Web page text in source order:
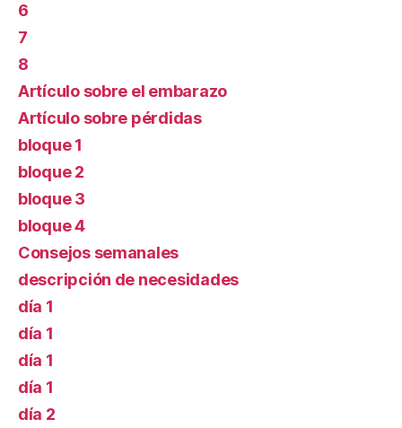
6
7
8
Artículo sobre el embarazo
Artículo sobre pérdidas
bloque 1
bloque 2
bloque 3
bloque 4
Consejos semanales
descripción de necesidades
día 1
día 1
día 1
día 1
día 2